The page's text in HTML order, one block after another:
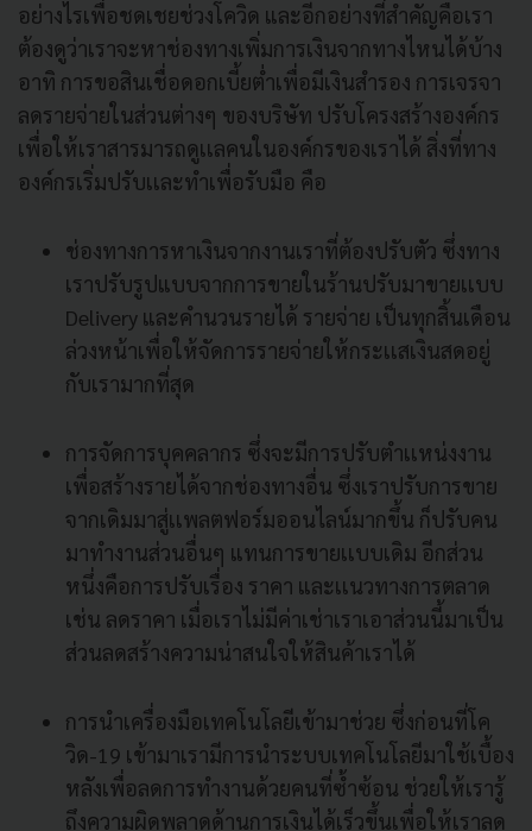
อย่างไรเพื่อชดเชยช่วงโควิด และอีกอย่างที่สำคัญคือเรา
ต้องดูว่าเราจะหาช่องทางเพิ่มการเงินจากทางไหนได้บ้าง
อาทิ การขอสินเชื่อดอกเบี้ยต่ำเพื่อมีเงินสำรอง การเจรจา
ลดรายจ่ายในส่วนต่างๆ ของบริษัท ปรับโครงสร้างองค์กร
เพื่อให้เราสารมารถดูเเลคนในองค์กรของเราได้ สิ่งที่ทาง
องค์กรเริ่มปรับเเละทำเพื่อรับมือ คือ
ช่องทางการหาเงินจากงานเราที่ต้องปรับตัว ซึ่งทาง
เราปรับรูปแบบจากการขายในร้านปรับมาขายเเบบ
Delivery และคำนวนรายได้ รายจ่าย เป็นทุกสิ้นเดือน
ล่วงหน้าเพื่อให้จัดการรายจ่ายให้กระเเสเงินสดอยู่
กับเรามากที่สุด
การจัดการบุคคลากร ซึ่งจะมีการปรับตำเเหน่งงาน
เพื่อสร้างรายได้จากช่องทางอื่น ซึ่งเราปรับการขาย
จากเดิมมาสู่เเพลตฟอร์มออนไลน์มากขึ้น ก็ปรับคน
มาทำงานส่วนอื่นๆ แทนการขายเเบบเดิม อีกส่วน
หนึ่งคือการปรับเรื่อง ราคา และเเนวทางการตลาด
เช่น ลดราคา เมื่อเราไม่มีค่าเช่าเราเอาส่วนนี้มาเป็น
ส่วนลดสร้างความน่าสนใจให้สินค้าเราได้
การนำเครื่องมือเทคโนโลยีเข้ามาช่วย ซึ่งก่อนที่โค
วิด-19 เข้ามาเรามีการนำระบบเทคโนโลยีมาใช้เบื้อง
หลังเพื่อลดการทำงานด้วยคนที่ซ้ำซ้อน ช่วยให้เรารู้
ถึงความผิดพลาดด้านการเงินได้เร็วขึ้นเพื่อให้เราลด